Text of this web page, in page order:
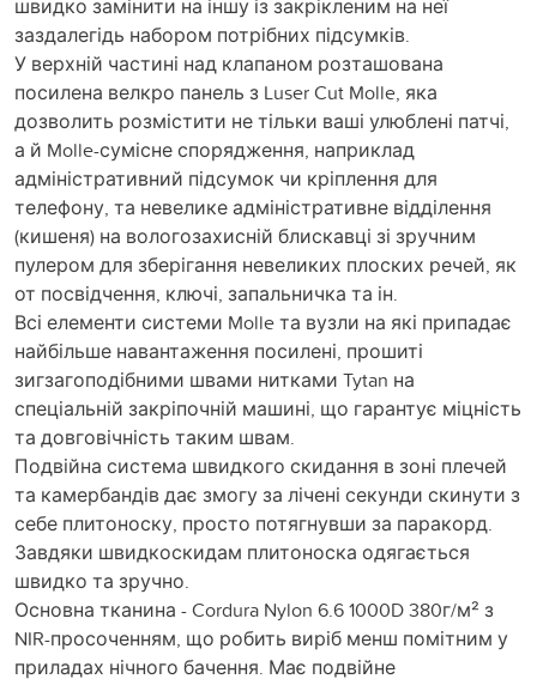
швидко замінити на іншу із закрікленим на неї
заздалегідь набором потрібних підсумків.
У верхній частині над клапаном розташована
посилена велкро панель з Luser Cut Molle, яка
дозволить розмістити не тільки ваші улюблені патчі,
а й Molle-сумісне спорядження, наприклад
адміністративний підсумок чи кріплення для
телефону, та невелике адміністративне відділення
(кишеня) на вологозахисній блискавці зі зручним
пулером для зберігання невеликих плоских речей, як
от посвідчення, ключі, запальничка та ін.
Всі елементи системи Molle та вузли на які припадає
найбільше навантаження посилені, прошиті
зигзагоподібними швами нитками Tytan на
спеціальній закріпочній машині, що гарантує міцність
та довговічність таким швам.
Подвійна система швидкого скидання в зоні плечей
та камербандів дає змогу за лічені секунди скинути з
себе плитоноску, просто потягнувши за паракорд.
Завдяки швидкоскидам плитоноска одягається
швидко та зручно.
Основна тканина - Cordura Nylon 6.6 1000D 380г/м² з
NIR-просоченням, що робить виріб менш помітним у
приладах нічного бачення. Має подвійне